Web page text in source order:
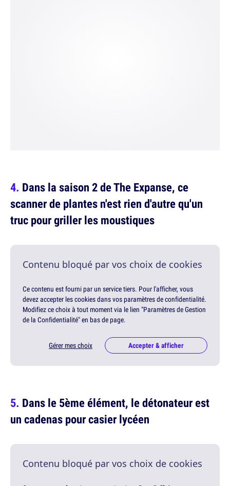
Dans la saison 2 de The Expanse, ce
scanner de plantes n'est rien d'autre qu'un
truc pour griller les moustiques
Contenu bloqué par vos choix de cookies
Ce contenu est fourni par un service tiers. Pour l'afficher, vous
devez accepter les cookies dans vos paramètres de confidentialité.
Modifiez ce choix à tout moment via le lien "Paramètres de Gestion
de la Confidentialité" en bas de page.
Gérer mes choix Accepter & afficher
Dans le 5ème élément, le détonateur est
un cadenas pour casier lycéen
Contenu bloqué par vos choix de cookies